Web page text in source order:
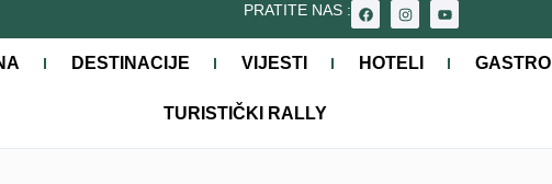
PRATITE NAS :
DESTINACIJE VIJESTI HOTELI GASTRO
TURISTIČKI RALLY